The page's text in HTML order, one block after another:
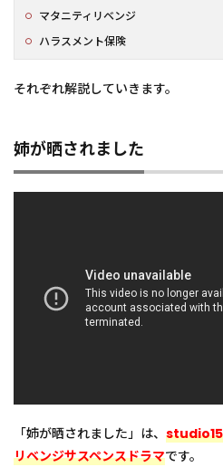
イジ
メ・
ャ
嘘の
代償
1.6
る炎
と愛
クズ
旦那
マタニティリベンジ
ハラスメント保険
それぞれ解説していきます。
姉が晒されました
「姉が晒されました」は、 studio15
リベンジサスペンスドラマです。